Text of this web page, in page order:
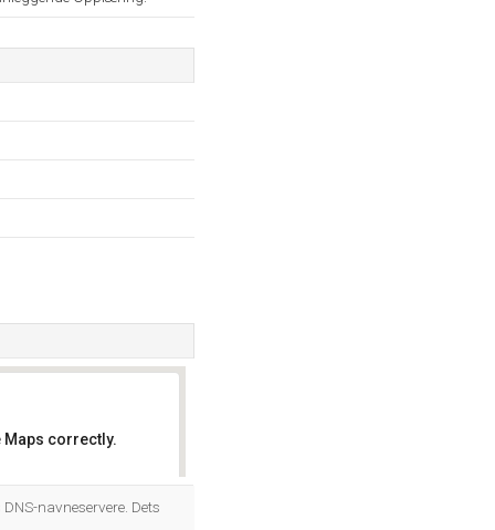
Maps correctly.
navneservere. Dets